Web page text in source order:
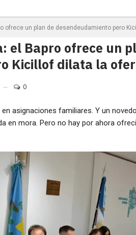
ofrece un plan de desendeudamiento pero
el Bapro ofrece un
Kicillof dilata la
0
asignaciones familiares. Y un
en mora. Pero no hay por ahora